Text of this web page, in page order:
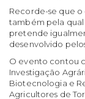
Recorde-se que o
também pela qual
pretende
desenvolvido
O evento contou
Investigação
Biotecnologia e
Agricultores de